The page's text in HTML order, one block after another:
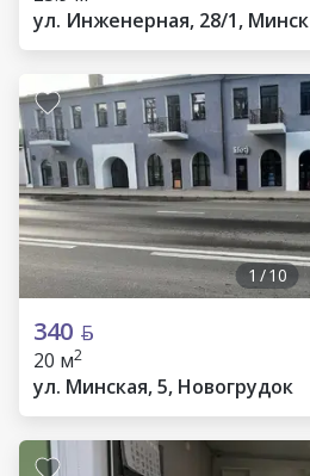
ул. Инженерная, 28/1, Минск
1 /10
340
20 м2
ул. Минская, 5, Новогрудок